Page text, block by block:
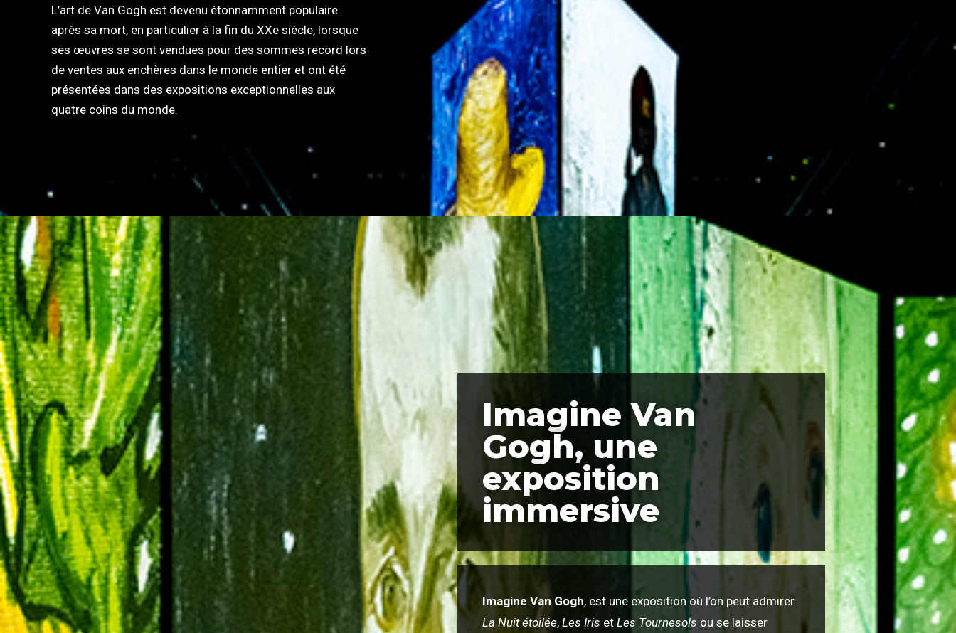
L’art de Van Gogh est devenu étonnamment populaire
après sa mort, en particulier à la fin du XXe siècle, lorsque
ses œuvres se sont vendues pour des sommes record lors
de ventes aux enchères dans le monde entier et ont été
présentées dans des expositions exceptionnelles aux
quatre coins du monde.
Imagine Van
Gogh, une
exposition
immersive
Imagine Van Gogh, est une exposition où l’on peut admirer
La Nuit étoilée, Les Iris et Les Tournesols ou se laisser